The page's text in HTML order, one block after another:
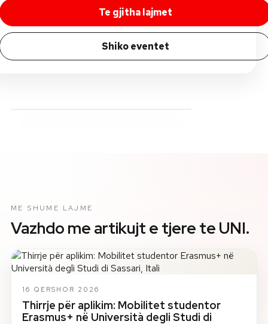
Te gjitha lajmet
Shiko eventet
ME SHUME LAJME
Vazhdo me artikujt e tjere te UNI.
16 QERSHOR 2026
Thirrje për aplikim: Mobilitet studentor
Erasmus+ në Università degli Studi di